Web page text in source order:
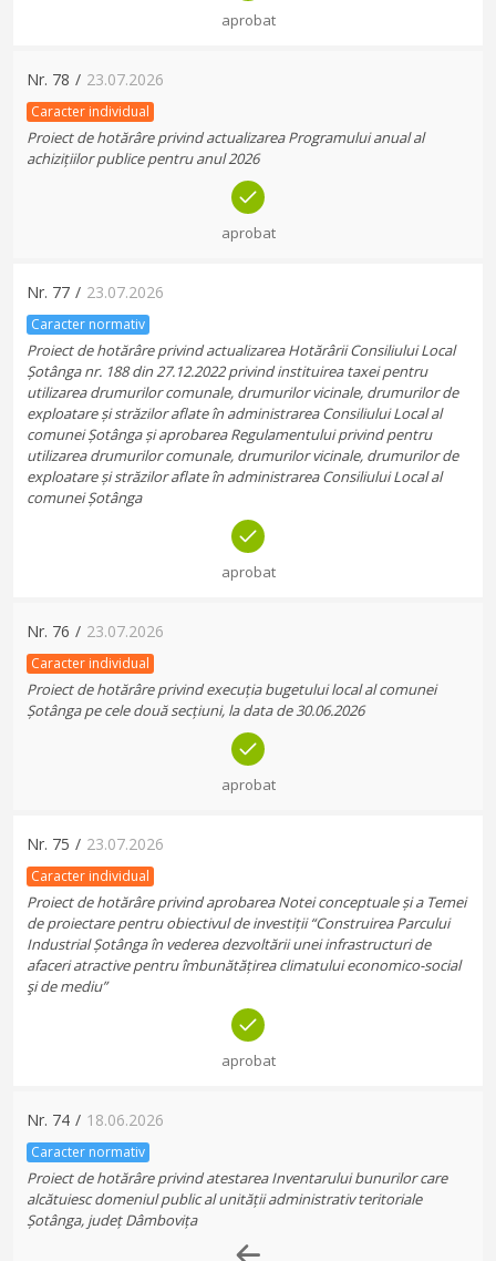
aprobat
Nr. 78 / 23.07.2026
Caracter individual
Proiect de hotărâre privind actualizarea Programului anual al
achizițiilor publice pentru anul 2026
aprobat
Nr. 77 / 23.07.2026
Caracter normativ
Proiect de hotărâre privind actualizarea Hotărârii Consiliului Local
Șotânga nr. 188 din 27.12.2022 privind instituirea taxei pentru
utilizarea drumurilor comunale, drumurilor vicinale, drumurilor de
exploatare și străzilor aflate în administrarea Consiliului Local al
comunei Șotânga și aprobarea Regulamentului privind pentru
utilizarea drumurilor comunale, drumurilor vicinale, drumurilor de
exploatare și străzilor aflate în administrarea Consiliului Local al
comunei Șotânga
aprobat
Nr. 76 / 23.07.2026
Caracter individual
Proiect de hotărâre privind execuția bugetului local al comunei
Șotânga pe cele două secțiuni, la data de 30.06.2026
aprobat
Nr. 75 / 23.07.2026
Caracter individual
Proiect de hotărâre privind aprobarea Notei conceptuale și a Temei
de proiectare pentru obiectivul de investiții “Construirea Parcului
Industrial Șotânga în vederea dezvoltării unei infrastructuri de
afaceri atractive pentru îmbunătățirea climatului economico-social
şi de mediu”
aprobat
Nr. 74 / 18.06.2026
Caracter normativ
Proiect de hotărâre privind atestarea Inventarului bunurilor care
alcătuiesc domeniul public al unității administrativ teritoriale
Șotânga, județ Dâmbovița